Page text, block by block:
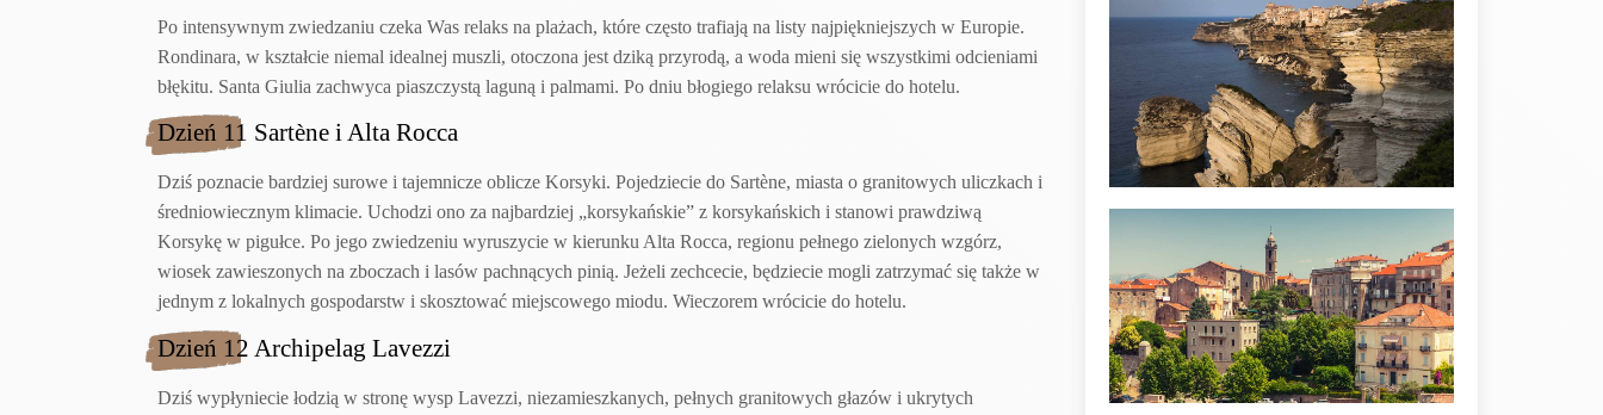
Po intensywnym zwiedzaniu czeka Was relaks na plażach, które często trafiają na listy najpiękniejszych w Europie.
Rondinara, w kształcie niemal idealnej muszli, otoczona jest dziką przyrodą, a woda mieni się wszystkimi odcieniami
błękitu. Santa Giulia zachwyca piaszczystą laguną i palmami. Po dniu błogiego relaksu wrócicie do hotelu.
Dzień 11 Sartène i Alta Rocca
Dziś poznacie bardziej surowe i tajemnicze oblicze Korsyki. Pojedziecie do Sartène, miasta o granitowych uliczkach i
średniowiecznym klimacie. Uchodzi ono za najbardziej „korsykańskie” z korsykańskich i stanowi prawdziwą
Korsykę w pigułce. Po jego zwiedzeniu wyruszycie w kierunku Alta Rocca, regionu pełnego zielonych wzgórz,
wiosek zawieszonych na zboczach i lasów pachnących pinią. Jeżeli zechcecie, będziecie mogli zatrzymać się także w
jednym z lokalnych gospodarstw i skosztować miejscowego miodu. Wieczorem wrócicie do hotelu.
Dzień 12 Archipelag Lavezzi
Dziś wypłyniecie łodzią w stronę wysp Lavezzi, niezamieszkanych, pełnych granitowych głazów i ukrytych